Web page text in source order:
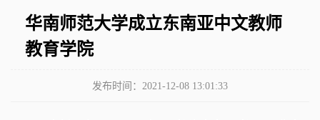
华南师范大学成立东南亚中文教师
教育学院
发布时间：2021-12-08 13:01:33